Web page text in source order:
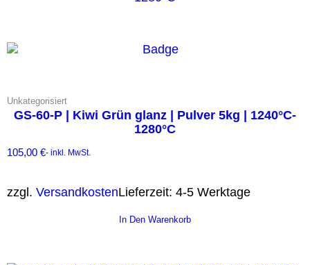
Unkategorisiert
GS-60-P | Kiwi Grün glanz | Pulver 5kg | 1240°C-
1280°C
105,00 €- inkl. MwSt.
In Den Warenkorb
zzgl. VersandkostenLieferzeit: 4-5 Werktage